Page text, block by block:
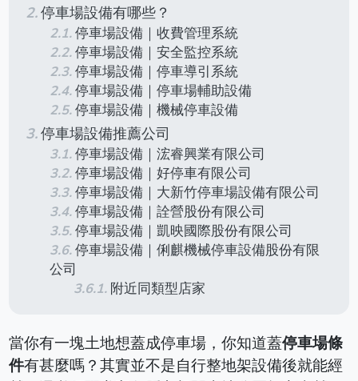
停車場設備有哪些？
停車場設備｜收費管理系統
停車場設備｜安全監控系統
停車場設備｜停車導引系統
停車場設備｜停車場輔助設備
停車場設備｜機械停車設備
停車場設備推薦公司
停車場設備｜浤睿興業有限公司
停車場設備｜好停車有限公司
停車場設備｜大新竹停車場設備有限公司
停車場設備｜詮營股份有限公司
停車場設備｜凱映國際股份有限公司
停車場設備｜俐麒機械停車設備股份有限
公司
附近同類型店家
當你有一塊土地想蓋成停車場，你知道蓋停車場條
件有甚麼嗎？其實並不是自行整地架設備後就能經